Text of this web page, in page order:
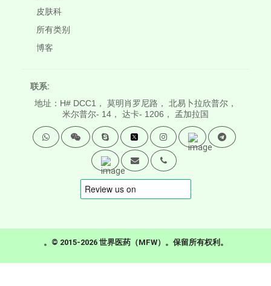
皮肤科
所有类别
博客
联系:
地址：H# DCC1， 莫明肖罗尼路， 北易卜拉欣普尔，
米尔普尔- 14， 达卡- 1206， 孟加拉国
。© 2015-2026 世界医药（MFW）。保留所有权利。